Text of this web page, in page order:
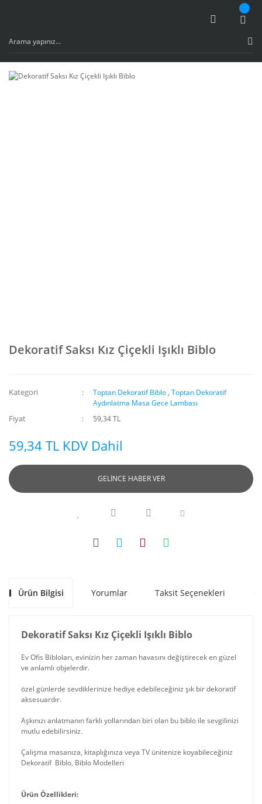
Dekoratif Saksı Kız Çiçekli Işıklı Biblo
Kategori Toptan Dekoratif Biblo ,Toptan Dekoratif
Aydınlatma Masa Gece Lambası
Fiyat 59,34 TL
59,34 TL KDV Dahil
GELİNCE HABER VER
Ürün Bilgisi Yorumlar Taksit Seçenekleri
Dekoratif Saksı Kız Çiçekli Işıklı Biblo
Ev Ofis Bibloları, evinizin her zaman havasını değiştirecek en güzel
ve anlamlı objelerdir.
özel günlerde sevdiklerinize hediye edebileceğiniz şık bir dekoratif
aksesuardır.
Aşkınızı anlatmanın farklı yollarından biri olan bu biblo ile sevgilinizi
mutlu edebilirsiniz.
Çalışma masanıza, kitaplığınıza veya TV ünitenize koyabileceğiniz
Dekoratif Biblo, Biblo Modelleri
Ürün Özellikleri: